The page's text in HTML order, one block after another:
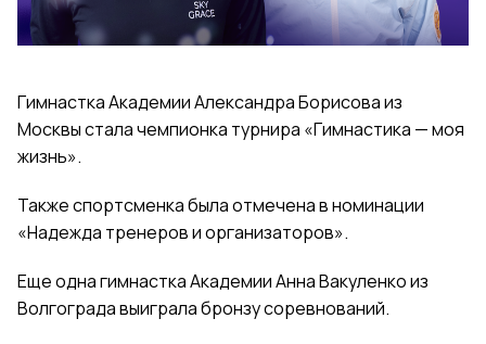
Гимнастка Академии Александра Борисова из
Москвы стала чемпионка турнира «Гимнастика — моя
жизнь».
Также спортсменка была отмечена в номинации
«Надежда тренеров и организаторов».
Еще одна гимнастка Академии Анна Вакуленко из
Волгограда выиграла бронзу соревнований.